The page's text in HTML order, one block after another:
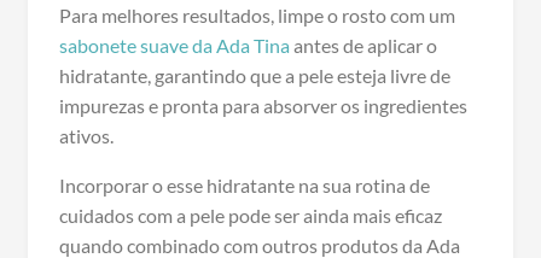
Para melhores resultados, limpe o rosto com um
sabonete suave da Ada Tina antes de aplicar o
hidratante, garantindo que a pele esteja livre de
impurezas e pronta para absorver os ingredientes
ativos.
Incorporar o esse hidratante na sua rotina de
cuidados com a pele pode ser ainda mais eficaz
quando combinado com outros produtos da Ada